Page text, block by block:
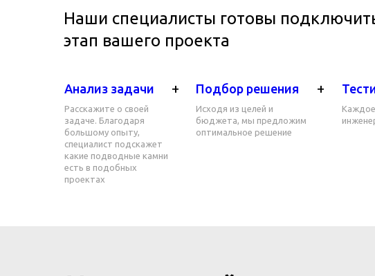
Наши специалисты готовы
этап вашего проекта
Анализ задачи Подбор решения
Расскажите о своей
задаче. Благодаря
большому опыту,
специалист подскажет
какие подводные камни
есть в подобных
проектах
Исходя из целей и
бюджета, мы предложим
оптимальное решение
+ +